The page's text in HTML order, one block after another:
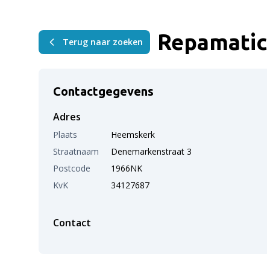
Terug naar zoeken Repamatic
Contactgegevens
Adres
Plaats
Heemskerk
Straatnaam
Denemarkenstraat 3
Postcode
1966NK
KvK
34127687
Contact